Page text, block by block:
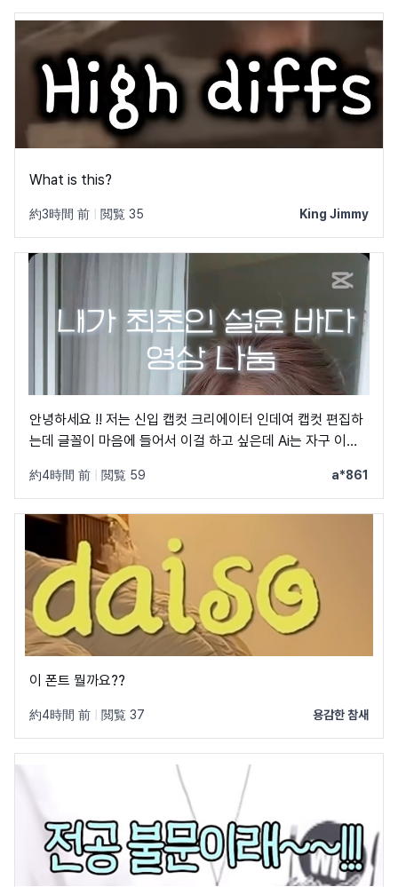
What is this?
約3時間 前 閲覧 35 King Jimmy
안녕하세요 !! 저는 신입 캡컷 크리에이터 인데여 캡컷 편집하
는데 글꼴이 마음에 들어서 이걸 하고 싶은데 Ai는 자구 이상
이 글꼴 가지고싶어요 ㅠ ㅂ ㅠ
約4時間 前 閲覧 59 a*861
이 폰트 뭘까요??
約4時間 前 閲覧 37 용감한 참새